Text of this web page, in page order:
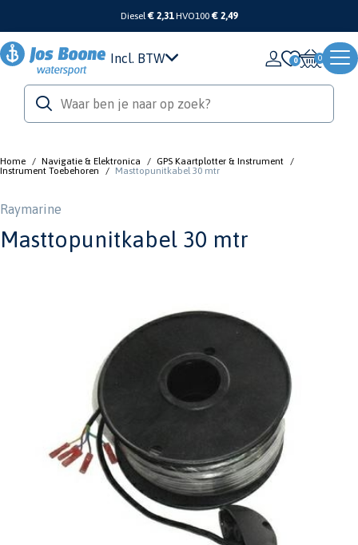
Diesel€ 2,31 HVO100 € 2,49
Incl. BTW 0
Home / Navigatie & Elektronica / GPS Kaartplotter & Instrument /
Instrument Toebehoren
/ Masttopunitkabel 30 mtr
Raymarine
Masttopunitkabel 30 mtr